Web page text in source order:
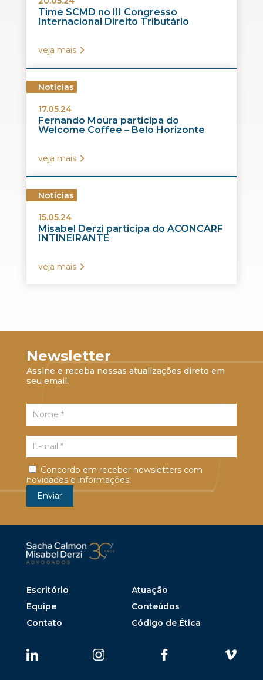
Time SCMD no III Congresso
Internacional Direito Tributário
veja mais
Notícias
17.05.24
Fernando Moura participa do
Welcome Coffee – Belo Horizonte
veja mais
Notícias
15.05.24
Misabel Derzi participa do ACONCARF
INTINEIRANTE
veja mais
Newsletter
Assine e receba nossas atualizações direto em
seu email.
Concordo em receber newsletters com
novidades e informações.
Escritório
Atuação
Equipe
Conteúdos
Contato
Código de Ética